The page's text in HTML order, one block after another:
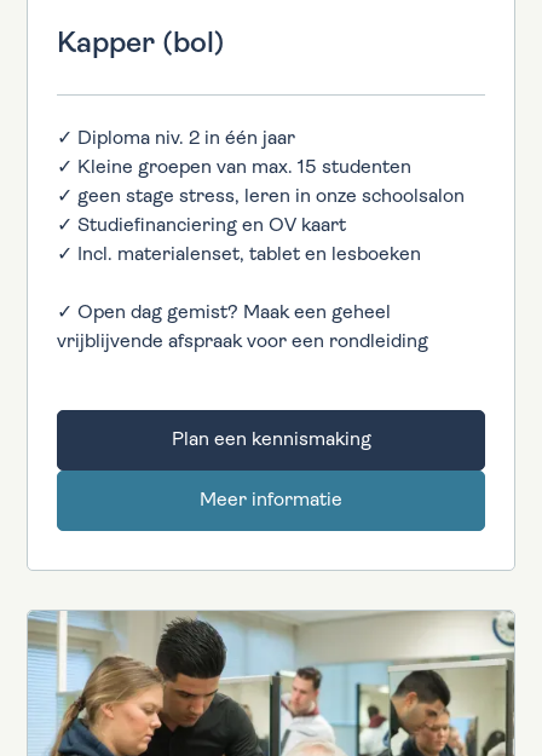
Kapper (bol)
✓ Diploma niv. 2 in één jaar
✓ Kleine groepen van max. 15 studenten
✓ geen stage stress, leren in onze schoolsalon
✓ Studiefinanciering en OV kaart
✓ Incl. materialenset, tablet en lesboeken
✓ Open dag gemist? Maak een geheel
vrijblijvende afspraak voor een rondleiding
Plan een kennismaking
Meer informatie